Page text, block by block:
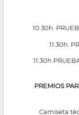
10.30h.
11.30h.
11.30h
PREMIOS
Camiseta